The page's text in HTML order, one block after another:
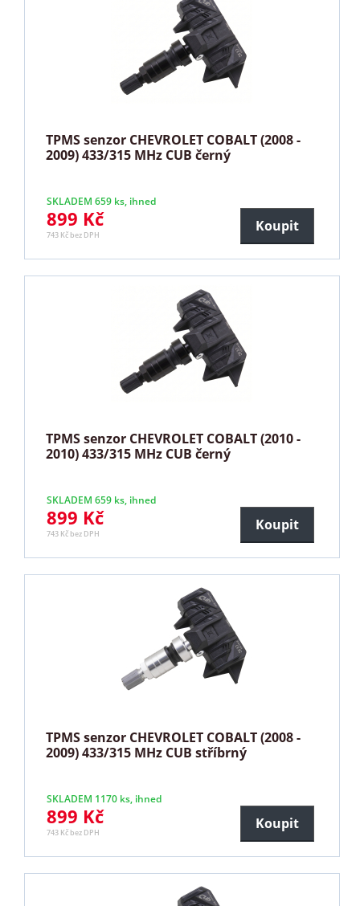
TPMS senzor CHEVROLET COBALT (2008 -
2009) 433/315 MHz CUB černý
SKLADEM 659 ks, ihned
899 Kč
743 Kč bez DPH
Koupit
TPMS senzor CHEVROLET COBALT (2010 -
2010) 433/315 MHz CUB černý
SKLADEM 659 ks, ihned
899 Kč
743 Kč bez DPH
Koupit
TPMS senzor CHEVROLET COBALT (2008 -
2009) 433/315 MHz CUB stříbrný
SKLADEM 1170 ks, ihned
899 Kč
743 Kč bez DPH
Koupit